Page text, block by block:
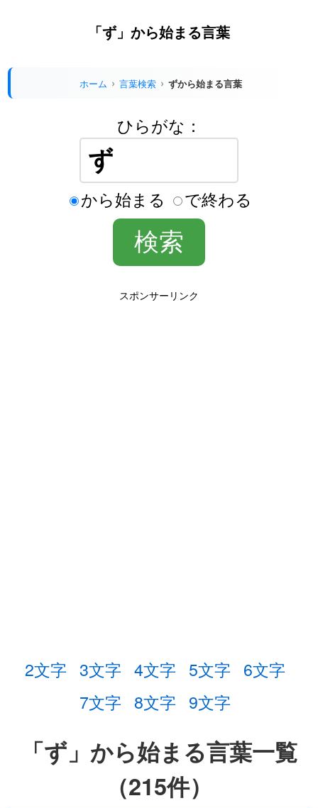
「ず」から始まる言葉
ホーム 言葉検索 ずから始まる言葉
ひらがな：
から始まる で終わる
スポンサーリンク
2文字 3文字 4文字 5文字 6文字
7文字 8文字 9文字
「ず」から始まる言葉一覧
（215件）